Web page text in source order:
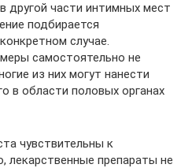
другой части интимных мест
подбирается
случае.
самостоятельно не
из них могут нанести
в области половых органах
чувствительны к
лекарственные препараты не